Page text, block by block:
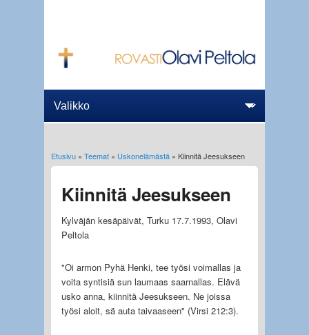
Olet täällä
Etusivu» Teemat» Uskonelämästä» Kiinnitä Jeesukseen
Kiinnitä Jeesukseen
Kylväjän kesäpäivät, Turku 17.7.1993, Olavi
Peltola
"Oi armon Pyhä Henki, tee työsi voimallas ja
voita syntisiä sun laumaas saarnallas. Elävä
usko anna, kiinnitä Jeesukseen. Ne joissa
työsi aloit, sä auta taivaaseen" (Virsi 212:3).